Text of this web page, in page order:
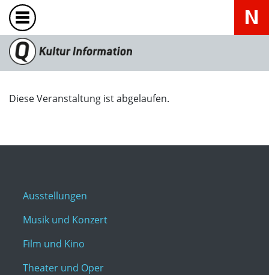
Diese Veranstaltung ist abgelaufen.
Ausstellungen
Musik und Konzert
Film und Kino
Theater und Oper